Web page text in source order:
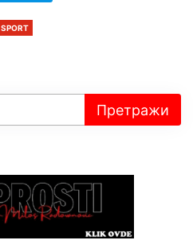
SPORT